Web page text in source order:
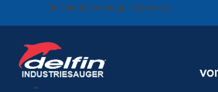
delfinindustriesauger-bayern.de